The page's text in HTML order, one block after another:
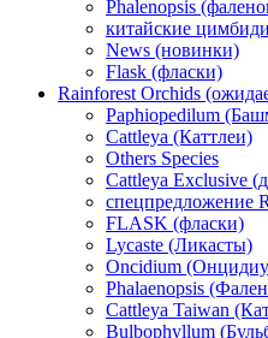
Phalenopsis
китайские
News (новинки)
Flask (фласки)
Rainforest Orchids
Paphiopedilum
Cattleya (Каттлеи)
Others Species
Cattleya Exclusive
спецпредложение
FLASK (фласки)
Lycaste (Ликасты)
Oncidium
Phalaenopsis
Cattleya Taiwan
Bulbophyllum